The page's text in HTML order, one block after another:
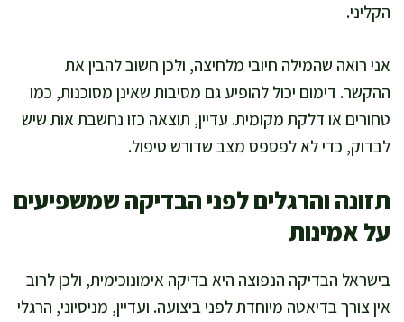
הקליני.
אני רואה שהמילה חיובי מלחיצה, ולכן חשוב להבין את
ההקשר. דימום יכול להופיע גם מסיבות שאינן מסוכנות, כמו
טחורים או דלקת מקומית. עדיין, תוצאה כזו נחשבת אות שיש
לבדוק, כדי לא לפספס מצב שדורש טיפול.
תזונה והרגלים לפני הבדיקה שמשפיעים
על אמינות
בישראל הבדיקה הנפוצה היא בדיקה אימונוכימית, ולכן לרוב
אין צורך בדיאטה מיוחדת לפני ביצועה. ועדיין, מניסיוני, הרגלי